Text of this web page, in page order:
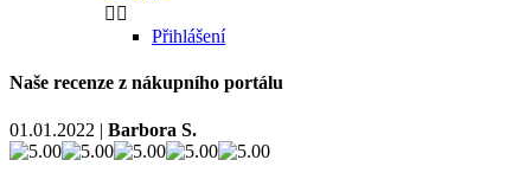
 
Přihlášení
Naše recenze z nákupního portálu
01.01.2022 | Barbora S.